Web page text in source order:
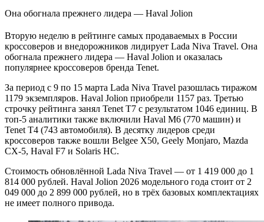
Она обогнала прежнего лидера — Haval Jolion
Вторую неделю в рейтинге самых продаваемых в России
кроссоверов и внедорожников лидирует Lada Niva Travel. Она
обогнала прежнего лидера — Haval Jolion и оказалась
популярнее кроссоверов бренда Tenet.
За период с 9 по 15 марта Lada Niva Travel разошлась тиражом
1179 экземпляров. Haval Jolion приобрели 1157 раз. Третью
строчку рейтинга занял Tenet T7 с результатом 1046 единиц. В
топ-5 аналитики также включили Haval M6 (770 машин) и
Tenet T4 (743 автомобиля). В десятку лидеров среди
кроссоверов также вошли Belgee X50, Geely Monjaro, Mazda
CX-5, Haval F7 и Solaris HC.
Стоимость обновлённой Lada Niva Travel — от 1 419 000 до 1
814 000 рублей. Haval Jolion 2026 модельного года стоит от 2
049 000 до 2 899 000 рублей, но в трёх базовых комплектациях
не имеет полного привода.